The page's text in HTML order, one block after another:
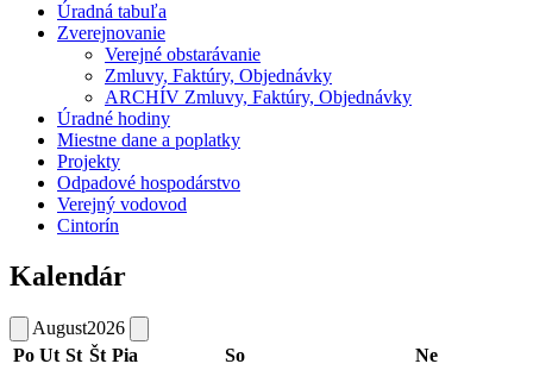
Úradná tabuľa
Zverejnovanie
Verejné obstarávanie
Zmluvy, Faktúry, Objednávky
ARCHÍV Zmluvy, Faktúry, Objednávky
Úradné hodiny
Miestne dane a poplatky
Projekty
Odpadové hospodárstvo
Verejný vodovod
Cintorín
Kalendár
August2026
Po Ut St Št Pia So Ne